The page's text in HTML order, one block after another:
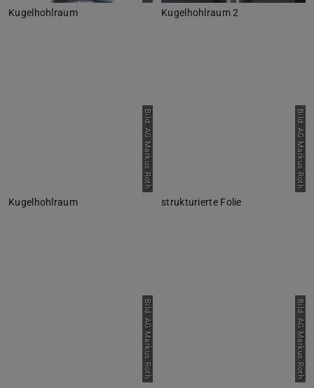
Kugelhohlraum Kugelhohlraum 2
Bild: AG Markus Roth
Kugelhohlraum
Bild: AG Markus Roth
strukturierte Folie
Bild: AG Markus Roth Bild: AG Markus Roth